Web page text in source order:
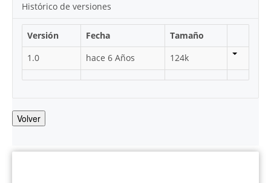
Histórico de versiones
Versión Fecha
Tamaño
1.0
hace 6 Años 124k
Volver